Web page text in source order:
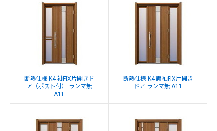
断熱仕様 K4 袖FIX片開きド
ア（ポスト付） ランマ無
A11
断熱仕様 K4 両袖FIX片開き
ドア ランマ無 A11